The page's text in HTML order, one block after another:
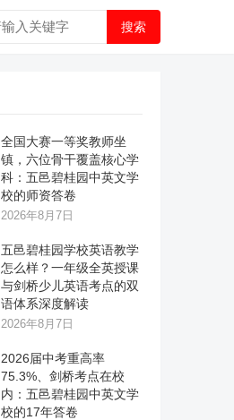
搜索
全国大赛一等奖教师坐
镇，六位骨干覆盖核心学
科：五邑碧桂园中英文学
校的师资答卷
2026年8月7日
五邑碧桂园学校英语教学
怎么样？一年级全英授课
与剑桥少儿英语考点的双
语体系深度解读
2026年8月7日
2026届中考重高率
75.3%、剑桥考点在校
内：五邑碧桂园中英文学
校的17年答卷